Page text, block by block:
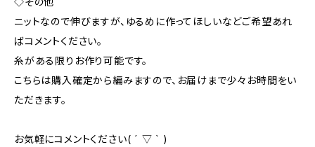
ニットなので伸びますが、ゆるめに作ってほしいなどご希望あれ
ばコメントください。
糸がある限りお作り可能です。
こちらは購入確定から編みますので、お届けまで少々お時間をい
ただきます。
お気軽にコメントください( ´ ▽ ` )